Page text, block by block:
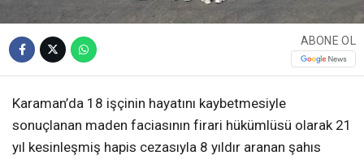
ABONE OL
Karaman’da 18 işçinin hayatını kaybetmesiyle
sonuçlanan maden faciasının firari hükümlüsü olarak 21
yıl kesinleşmiş hapis cezasıyla 8 yıldır aranan şahıs